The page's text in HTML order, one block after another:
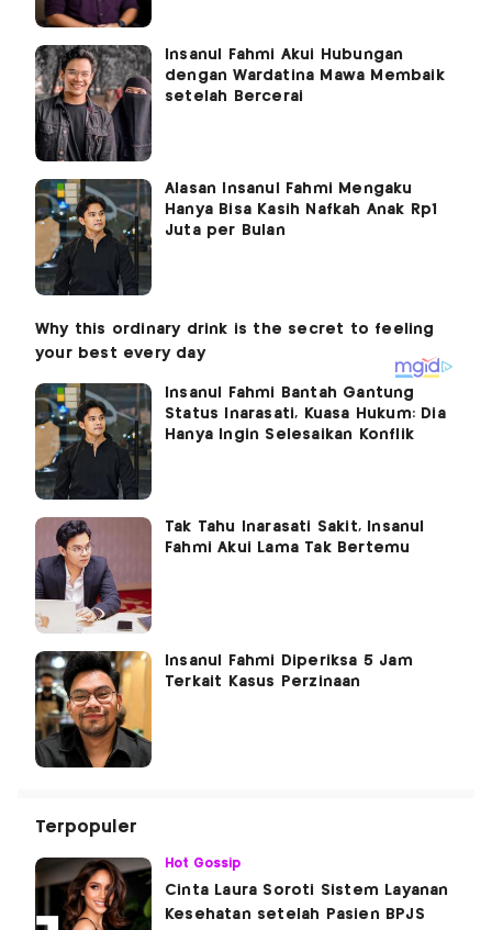
Insanul Fahmi Akui Hubungan
dengan Wardatina Mawa Membaik
setelah Bercerai
Alasan Insanul Fahmi Mengaku
Hanya Bisa Kasih Nafkah Anak Rp1
Juta per Bulan
Insanul Fahmi Bantah Gantung
Status Inarasati, Kuasa Hukum: Dia
Hanya Ingin Selesaikan Konflik
Tak Tahu Inarasati Sakit, Insanul
Fahmi Akui Lama Tak Bertemu
Insanul Fahmi Diperiksa 5 Jam
Terkait Kasus Perzinaan
Terpopuler
Hot Gossip
Cinta Laura Soroti Sistem Layanan
Kesehatan setelah Pasien BPJS